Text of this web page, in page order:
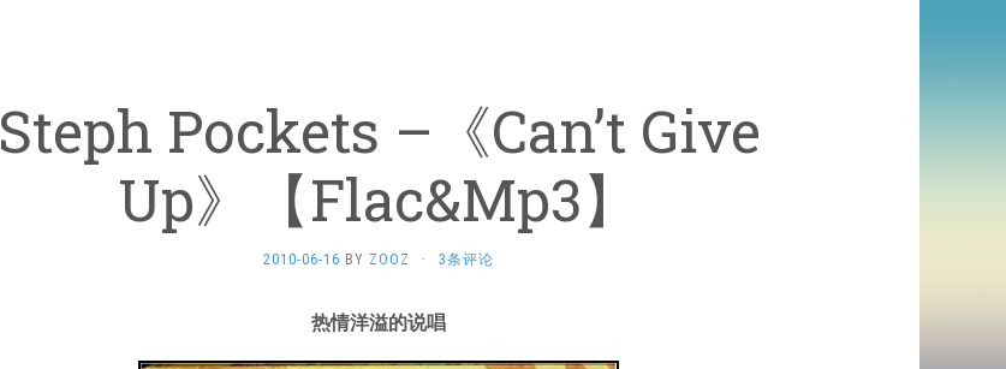
Steph Pockets –《Can’t Give
Up》【Flac&Mp3】
2010-06-16 BY ZOOZ · 3条评论
热情洋溢的说唱